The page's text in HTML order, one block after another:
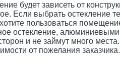
будет зависеть от
Если выбрать остекление
пользоваться
остекление, алюминиевыми
и не займут много
от пожелания